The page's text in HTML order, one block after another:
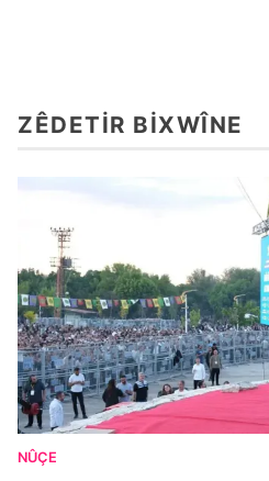
ZÊDETIR BIXWÎNE
NÛÇE